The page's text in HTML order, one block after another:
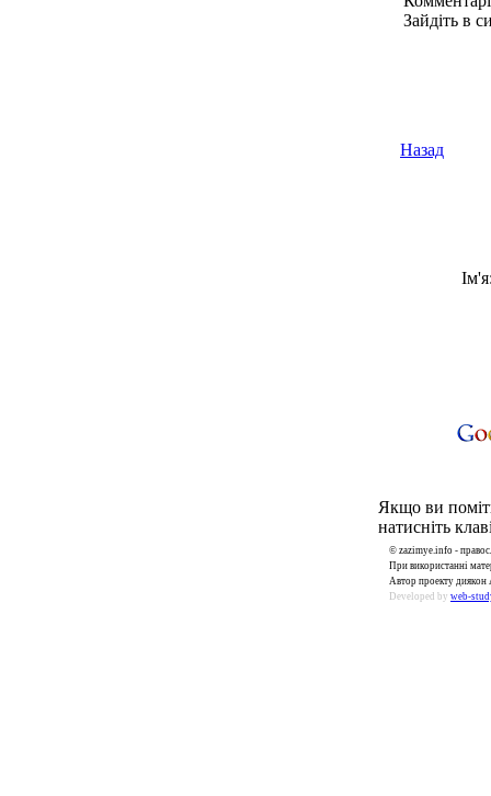
Зайдіть в
Назад
Якщо ви
натисніть
© zazimye.info -
При використанні
Автор проекту диякон
Developed by web-